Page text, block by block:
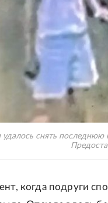
снять последнюю
когда подруги